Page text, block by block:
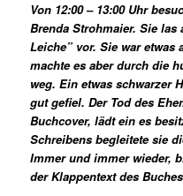
Von 12:00 – 13:00 Uhr
Brenda Strohmaier. Sie las
Leiche” vor. Sie war etwas
machte es aber durch die
weg. Ein etwas schwarzer
gut gefiel. Der Tod des
Buchcover, lädt ein es
Schreibens begleitete sie
Immer und immer wieder,
der Klappentext des